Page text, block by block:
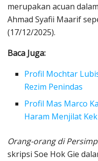
merupakan acuan
Ahmad Syafii Maarif
(17/12/2025).
Baca Juga:
Profil Mochtar
Rezim Penindas
Profil Mas Marco
Haram Menjilat
Orang-orang di
skripsi Soe Hok Gie